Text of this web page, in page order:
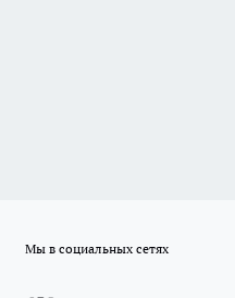
Мы в социальных сетях